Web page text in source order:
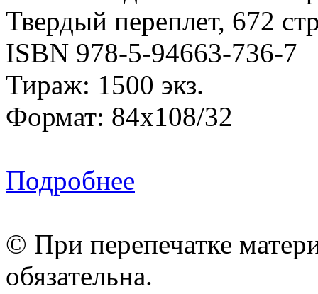
Твердый переплет, 672
ISBN 978-5-94663-736-7
Тираж: 1500 экз.
Формат: 84x108/32
Подробнее
© При перепечатке
обязательна.